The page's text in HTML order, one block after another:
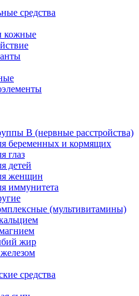
средства
кожные
В (нервные расстройства)
беременных и кормящих
глаз
детей
женщин
иммунитета
(мультивитамины)
жир
средства